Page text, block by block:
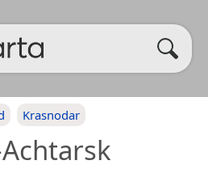
Krasnodar